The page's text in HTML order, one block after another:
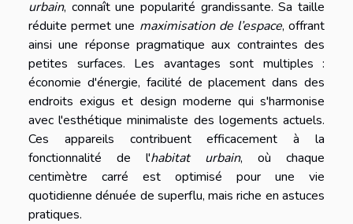
urbain, connaît une popularité grandissante. Sa taille
réduite permet une maximisation de l’espace, offrant
ainsi une réponse pragmatique aux contraintes des
petites surfaces. Les avantages sont multiples :
économie d'énergie, facilité de placement dans des
endroits exigus et design moderne qui s'harmonise
avec l'esthétique minimaliste des logements actuels.
Ces appareils contribuent efficacement à la
fonctionnalité de l'habitat urbain, où chaque
centimètre carré est optimisé pour une vie
quotidienne dénuée de superflu, mais riche en astuces
pratiques.